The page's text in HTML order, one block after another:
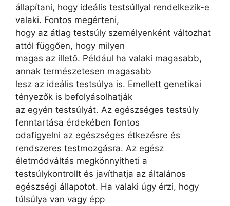
állapítani, hogy ideális testsúllyal rendelkezik-e
valaki. Fontos megérteni,
hogy az átlag testsúly személyenként változhat
attól függően, hogy milyen
magas az illető. Például ha valaki magasabb,
annak természetesen magasabb
lesz az ideális testsúlya is. Emellett genetikai
tényezők is befolyásolhatják
az egyén testsúlyát. Az egészséges testsúly
fenntartása érdekében fontos
odafigyelni az egészséges étkezésre és
rendszeres testmozgásra. Az egész
életmódváltás megkönnyítheti a
testsúlykontrollt és javíthatja az általános
egészségi állapotot. Ha valaki úgy érzi, hogy
túlsúlya van vagy épp